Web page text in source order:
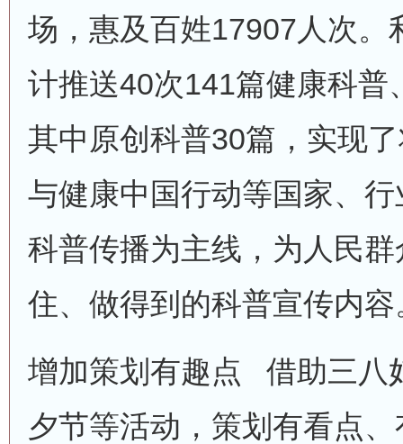
场，惠及百姓17907人次。
计推送40次141篇健康科普
其中原创科普30篇，实现
与健康中国行动等国家、
科普传播为主线，为人民
住、做得到的科普宣传内容
增加策划有趣点 借助三八
夕节等活动，策划有看点